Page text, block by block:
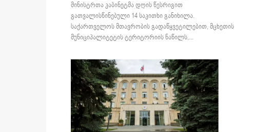
მინისტრთა კაბინეტმა დღის წესრიგით
გათვალისწინებული 14 საკითხი განიხილა.
საქართველოს მთავრობის გადაწყვეტილებით, მცხეთის
მუნიციპალიტეტის ტერიტორიის ნაწილს,...